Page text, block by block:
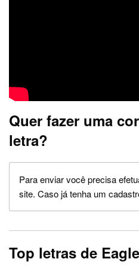
Quer fazer uma
letra?
Para enviar você precisa
site. Caso já tenha um
Top letras de